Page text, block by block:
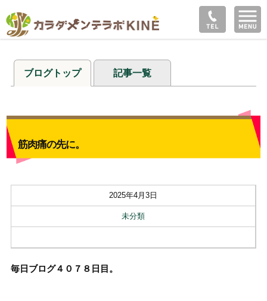
ブログトップ 記事一覧
筋肉痛の先に。
2025年4月3日
未分類
毎日ブログ４０７８ 日目。